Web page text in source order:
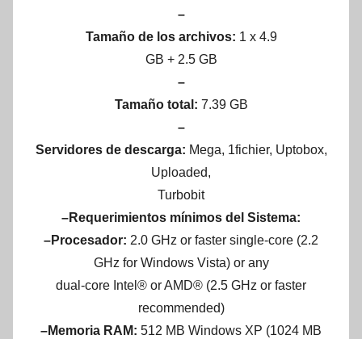
–
Tamaño de los archivos: 1 x 4.9
GB + 2.5 GB
–
Tamaño total: 7.39 GB
–
Servidores de descarga: Mega, 1fichier, Uptobox,
Uploaded,
Turbobit
–Requerimientos mínimos del Sistema:
–Procesador: 2.0 GHz or faster single-core (2.2
GHz for Windows Vista) or any
dual-core Intel® or AMD® (2.5 GHz or faster
recommended)
–Memoria RAM: 512 MB Windows XP (1024 MB